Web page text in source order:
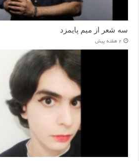
سه شعر از میم پایمزد
2 هفته پیش